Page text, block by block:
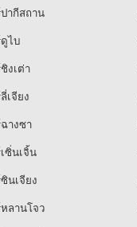
ากีสถาน
ไบ
งเต่า
เจียง
างซา
ซิ่นเจิ้น
นเจียง
ลานโจว